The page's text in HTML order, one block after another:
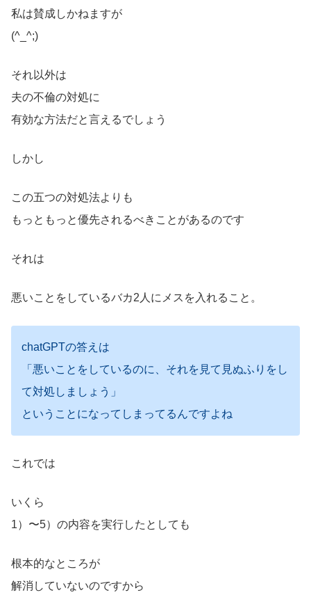
私は賛成しかねますが
(^_^;)
それ以外は
夫の不倫の対処に
有効な方法だと言えるでしょう
しかし
この五つの対処法よりも
もっともっと優先されるべきことがあるのです
それは
悪いことをしているバカ2人にメスを入れること。
chatGPTの答えは
「悪いことをしているのに、それを見て見ぬふりをし
て対処しましょう」
ということになってしまってるんですよね
これでは
いくら
1）〜5）の内容を実行したとしても
根本的なところが
解消していないのですから